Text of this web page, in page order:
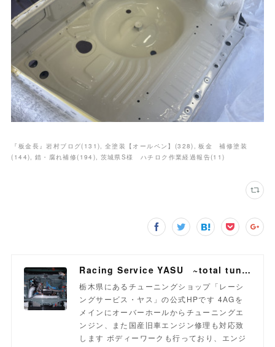
『板金長』岩村ブログ( 131 ) 全塗装【オールペン】 (328)
板金 補修塗装
( 144) 錆・腐れ補修( 194 ) 茨城県S様 ハチロク作業経過報告(11)
Racing Service YASU ~total tuning proshop~
栃木県にあるチューニングショップ「レーシ
ングサービス・ヤス」の公式HPです 4AGを
メインにオーバーホールからチューニングエ
ンジン、また国産旧車エンジン修理も対応致
します ボディーワークも行っており、エンジ